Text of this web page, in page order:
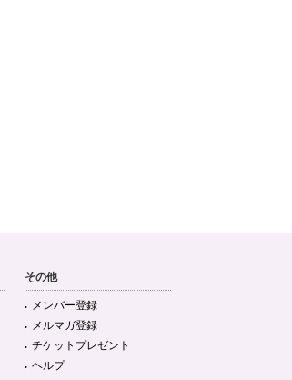
その他
メンバー登録
メルマガ登録
チケットプレゼント
ヘルプ